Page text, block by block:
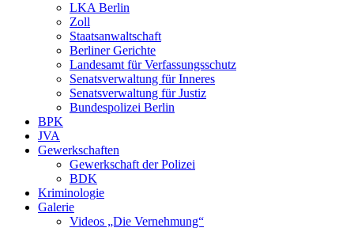
LKA Berlin
Zoll
Staatsanwaltschaft
Berliner Gerichte
Landesamt für Verfassungsschutz
Senatsverwaltung für Inneres
Senatsverwaltung für Justiz
Bundespolizei Berlin
BPK
JVA
Gewerkschaften
Gewerkschaft der Polizei
BDK
Kriminologie
Galerie
Videos „Die Vernehmung“